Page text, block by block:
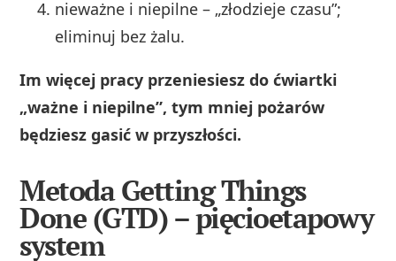
nieważne i niepilne – „złodzieje czasu”;
eliminuj bez żalu.
Im więcej pracy przeniesiesz do ćwiartki
„ważne i niepilne”, tym mniej pożarów
będziesz gasić w przyszłości.
Metoda Getting Things
Done (GTD) – pięcioetapowy
system